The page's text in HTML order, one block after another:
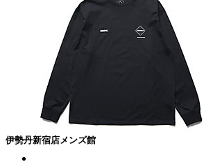
伊勢丹新宿店メンズ館